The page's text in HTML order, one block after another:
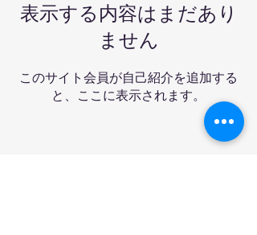
表示する内容はまだあり
ません
このサイト会員が自己紹介を追加する
と、ここに表示されます。